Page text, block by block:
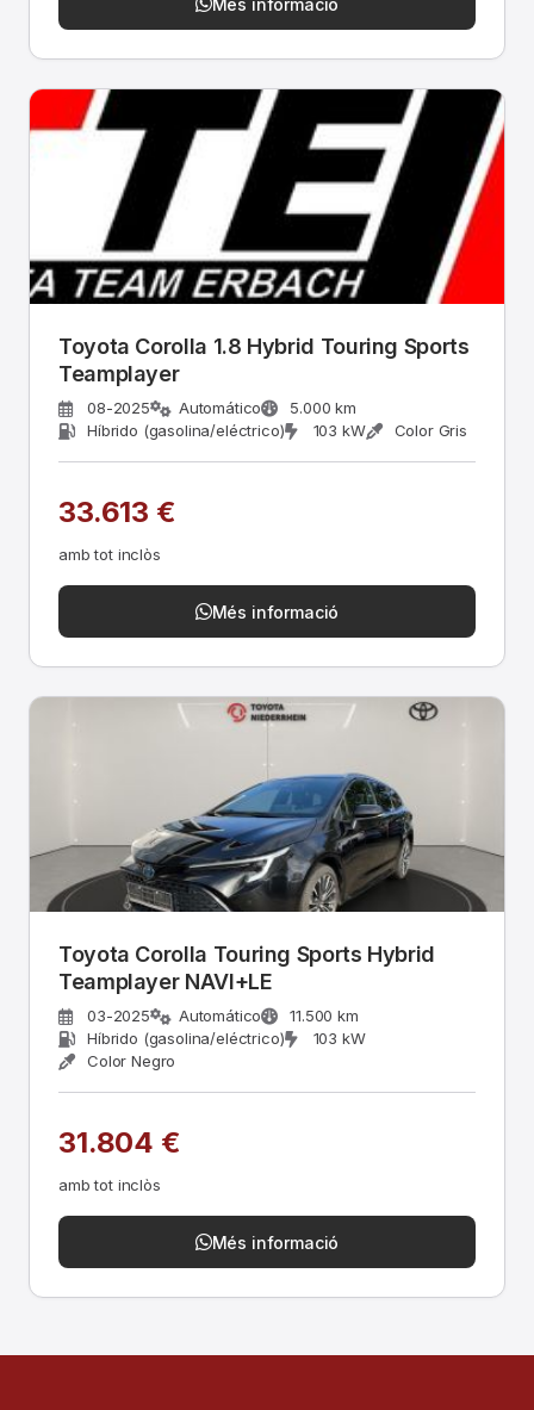
Toyota Corolla 1.8 Hybrid Touring Sports
Teamplayer
08-2025 Automático
5.000 km
Híbrido (gasolina/eléctrico)
103 kW Color Gris
33.613 €
amb tot inclòs
Més informació
Toyota Corolla Touring Sports Hybrid
Teamplayer NAVI+LE
03-2025 Automático
11.500 km
Híbrido (gasolina/eléctrico)
103 kW
Color Negro
31.804 €
amb tot inclòs
Més informació